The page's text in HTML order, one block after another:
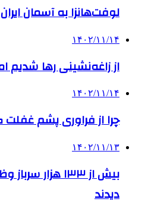
لوفت‌هانزا به آسمان
۱۴۰۲/۱۱/۱۴
از زاغه‌نشینی رها شدیم
۱۴۰۲/۱۱/۱۴
چرا از فراوری پشم غفلت
۱۴۰۲/۱۱/۱۳
بیش از ۱۳۳ هزار
دیدند